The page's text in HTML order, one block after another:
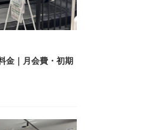
金｜月会費・初期